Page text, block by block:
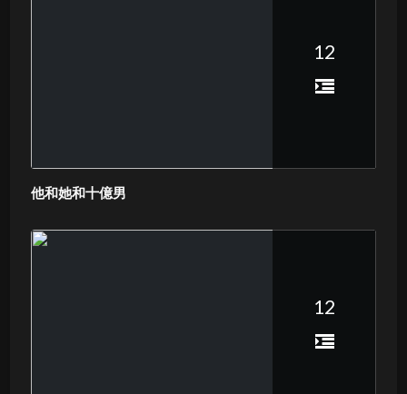
12
他和她和十億男
12